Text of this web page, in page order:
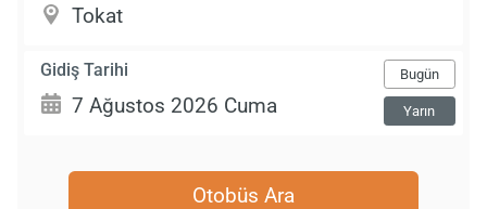
Gidiş Tarihi Bugün
Yarın
Otobüs Ara